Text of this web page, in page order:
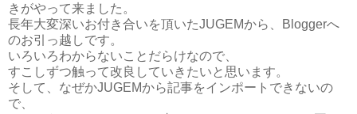
きがやって来ました。
長年大変深いお付き合いを頂いたJUGEMから、Bloggerへ
のお引っ越しです。
いろいろわからないことだらけなので、
すこしずつ触って改良していきたいと思います。
そして、なぜかJUGEMから記事をインポートできないの
で、